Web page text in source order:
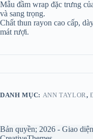
Mẫu đầm wrap đặc trưng
và sang trọng.
Chất thun rayon cao cấp,
mát rượi.
DANH MỤC: ANN TAYLOR,
Bản quyền; 2026 - Giao